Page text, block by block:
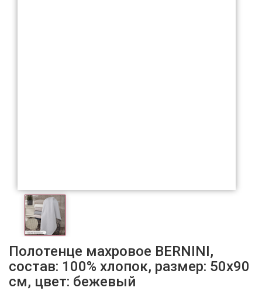
Полотенце махровое BERNINI,
состав: 100% хлопок, размер: 50х90
см, цвет: бежевый